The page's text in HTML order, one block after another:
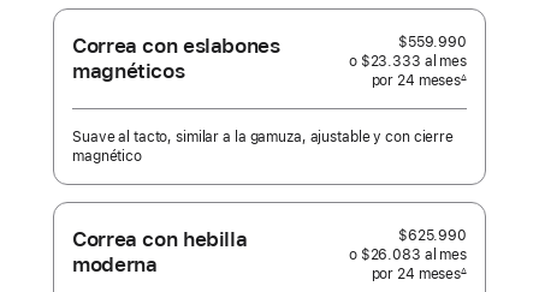
de
Unidad
Correa con eslabones
magnéticos
$559.990
o $23.333 al mes
por 24 mesesmeses
Nota a pie de página
∆
Suave al tacto, similar a la gamuza, ajustable y con cierre
magnético
Correa con hebilla
moderna
$625.990
o $26.083 al mes
por 24 mesesmeses
Nota a pie de página
∆